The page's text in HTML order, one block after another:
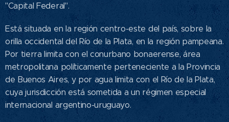
"Capital Federal".​
Está situada en la región centro-este del país, sobre la
orilla occidental del Río de la Plata, en la región pampeana.
Por tierra limita con el conurbano bonaerense, área
metropolitana políticamente perteneciente a la Provincia
de Buenos Aires, y por agua limita con el Río de la Plata,
cuya jurisdicción está sometida a un régimen especial
internacional argentino-uruguayo.